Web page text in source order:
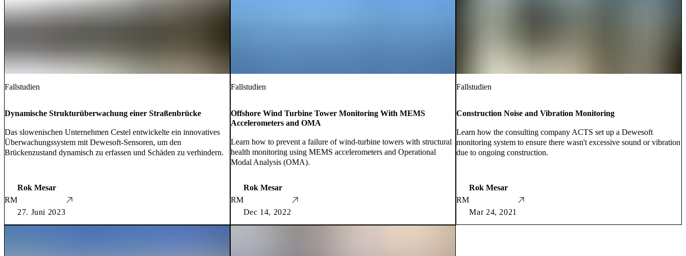
Fallstudien
Dynamische Strukturüberwachung einer Straßenbrücke
Das slowenischen Unternehmen Cestel entwickelte ein innovatives
Überwachungssystem mit Dewesoft-Sensoren, um den
Brückenzustand dynamisch zu erfassen und Schäden zu verhindern.
RM
Rok Mesar
27. Juni 2023
Fallstudien
Offshore Wind Turbine Tower Monitoring With MEMS
Accelerometers and OMA
Learn how to prevent a failure of wind-turbine towers with structural
health monitoring using MEMS accelerometers and Operational
Modal Analysis (OMA).
RM
Rok Mesar
Dec 14, 2022
Fallstudien
Construction Noise and Vibration Monitoring
Learn how the consulting company ACTS set up a Dewesoft
monitoring system to ensure there wasn't excessive sound or vibration
due to ongoing construction.
RM
Rok Mesar
Mar 24, 2021